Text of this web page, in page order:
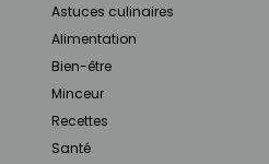
Astuces culinaires
Alimentation
Bien-être
Minceur
Recettes
Santé